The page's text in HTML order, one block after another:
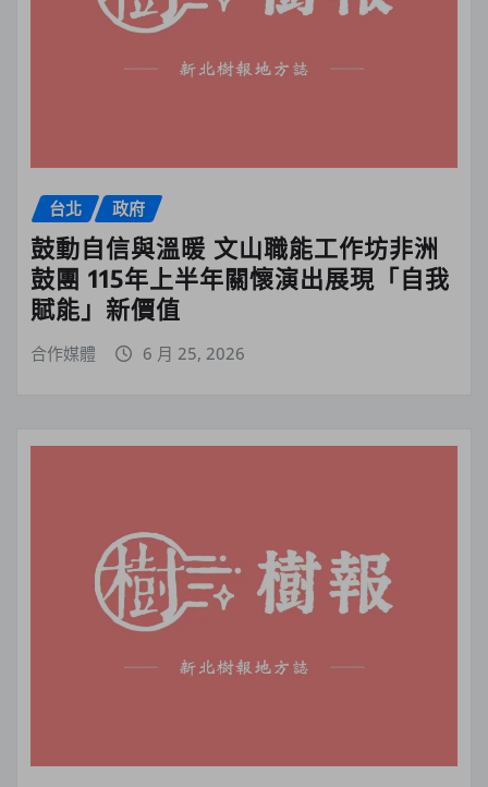
台北 政府
鼓動自信與溫暖 文山職能工作坊非洲
鼓團 115年上半年關懷演出展現「自我
賦能」新價值
合作媒體 6 月 25, 2026